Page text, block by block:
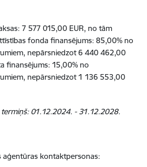
7 577 015,00 EUR, no tām
fonda finansējums: 85,00% no
nepārsniedzot 6 440 462,00
finansējums: 15,00% no
nepārsniedzot 1 136 553,00
01.12.2024. - 31.12.2028.
aģentūras kontaktpersonas: